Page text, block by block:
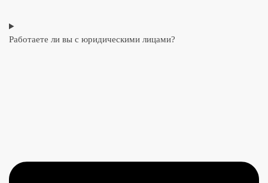
Работаете ли вы с юридическими лицами?